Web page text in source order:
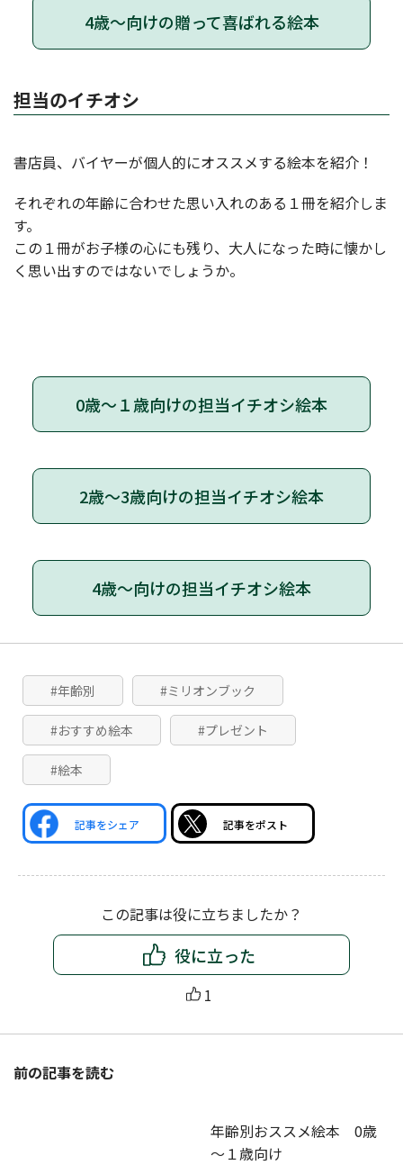
4歳～向けの贈って喜ばれる絵本
担当のイチオシ
書店員、バイヤーが個人的にオススメする絵本を紹介！
それぞれの年齢に合わせた思い入れのある１冊を紹介しま
す。
この１冊がお子様の心にも残り、大人になった時に懐かし
く思い出すのではないでしょうか。
0歳～１歳向けの担当イチオシ絵本
2歳～3歳向けの担当イチオシ絵本
4歳～向けの担当イチオシ絵本
#年齢別 #ミリオンブック
#おすすめ絵本 #プレゼント
#絵本
記事をシェア 記事をポスト
この記事は役に立ちましたか？
役に立った
1
前の記事を読む
年齢別おススメ絵本 0歳
～１歳向け